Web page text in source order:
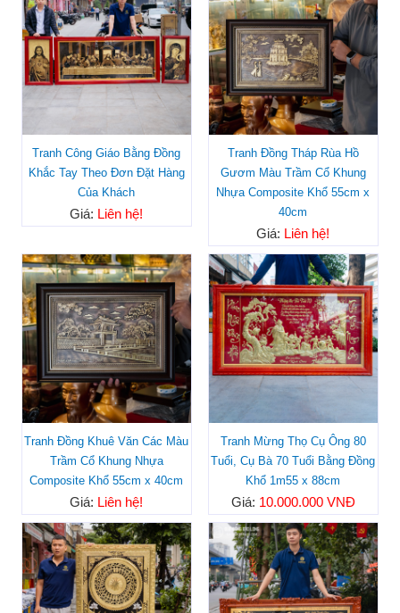
Tranh Công Giáo Bằng Đồng
Khắc Tay Theo Đơn Đặt Hàng
Của Khách
Giá: Liên hệ!
Tranh Đồng Tháp Rùa Hồ
Gươm Màu Trầm Cổ Khung
Nhựa Composite Khổ 55cm x
40cm
Giá: Liên hệ!
Tranh Đồng Khuê Văn Các Màu
Trầm Cổ Khung Nhựa
Composite Khổ 55cm x 40cm
Giá: Liên hệ!
Tranh Mừng Thọ Cụ Ông 80
Tuổi, Cụ Bà 70 Tuổi Bằng Đồng
Khổ 1m55 x 88cm
Giá: 10.000.000 VNĐ